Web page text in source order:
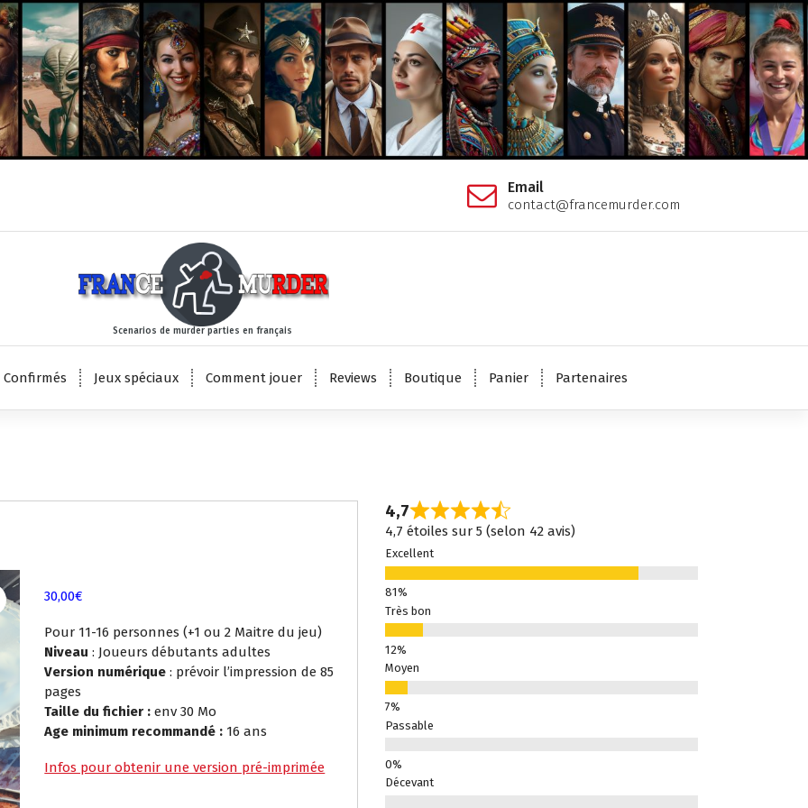
Email
contact@francemurder.com
Scenarios de murder parties en français
Jeux spéciaux Comment jouer Reviews Boutique Panier Partenaires
30,00€
Pour 11-16 personnes (+1 ou 2 Maitre du jeu)
Niveau : Joueurs débutants adultes
Version numérique : prévoir l’impression de 85
pages
Taille du fichier :env 30 Mo
Age minimum recommandé : 16 ans
Infos pour obtenir une version pré-imprimée
4,7
4,7 étoiles sur 5 (selon 42 avis)
Excellent
Très bon
Moyen
Passable
Décevant